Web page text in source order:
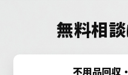
無料相談
不用品回収